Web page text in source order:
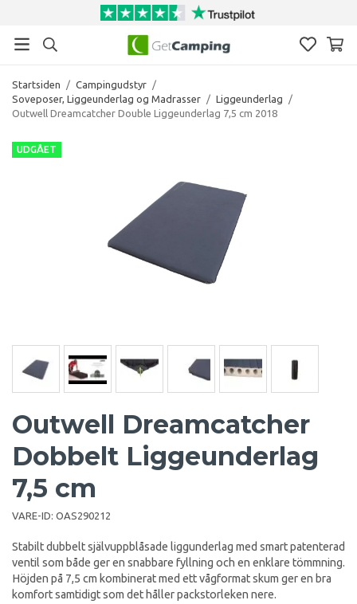
Startsiden / Campingudstyr /
Soveposer, Liggeunderlag og Madrasser / Liggeunderlag
/
Outwell Dreamcatcher Double Liggeunderlag 7,5 cm 2018
UDGÅET
Outwell Dreamcatcher
Dobbelt Liggeunderlag
7,5 cm
VARE-ID: OAS290212
Stabilt dubbelt självuppblåsade liggunderlag med smart patenterad
ventil som både ger en snabbare fyllning och en enklare tömmning.
Höjden på 7,5 cm kombinerat med ett vågformat skum ger en bra
komfort samtidigt som det håller packstorleken nere.